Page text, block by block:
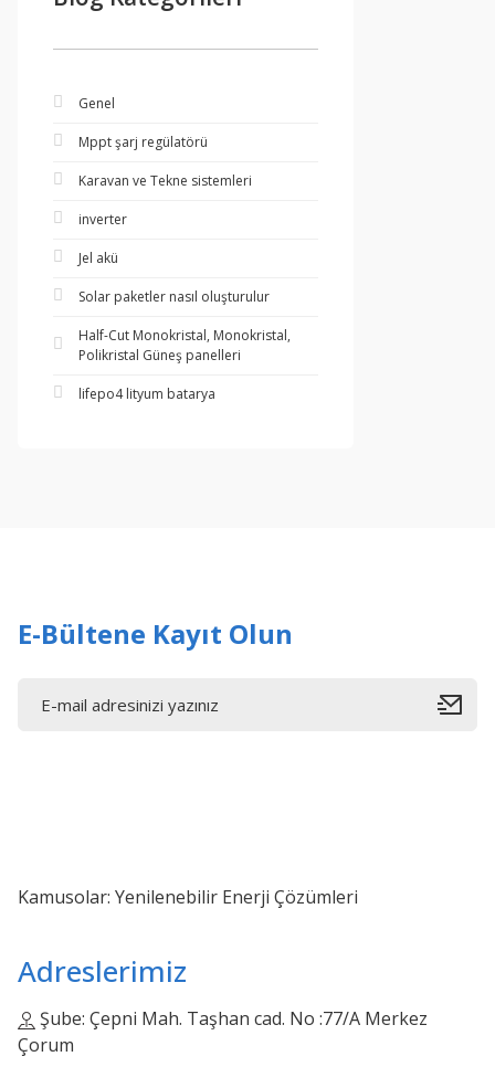
Genel
Mppt şarj regülatörü
Karavan ve Tekne sistemleri
inverter
Jel akü
Solar paketler nasıl oluşturulur
Half-Cut Monokristal, Monokristal,
Polikristal Güneş panelleri
lifepo4 lityum batarya
E-Bültene Kayıt Olun
Kamusolar: Yenilenebilir Enerji Çözümleri
Adreslerimiz
Şube: Çepni Mah. Taşhan cad. No :77/A Merkez
Çorum